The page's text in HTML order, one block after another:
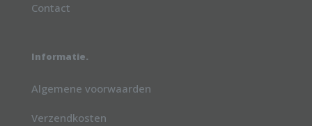
Contact
Informatie.
Algemene voorwaarden
Verzendkosten